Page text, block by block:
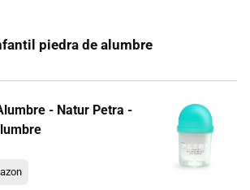
piedra de alumbre
- Natur Petra -